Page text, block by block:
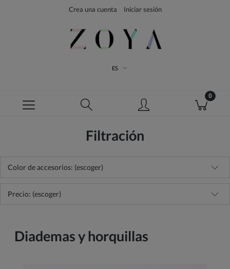
Crea una cuenta Iniciar sesión
ES
Filtración
Color de accesorios: (escoger)
Precio: (escoger)
Diademas y horquillas